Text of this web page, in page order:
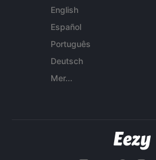
English
Español
Português
Deutsch
Mer...